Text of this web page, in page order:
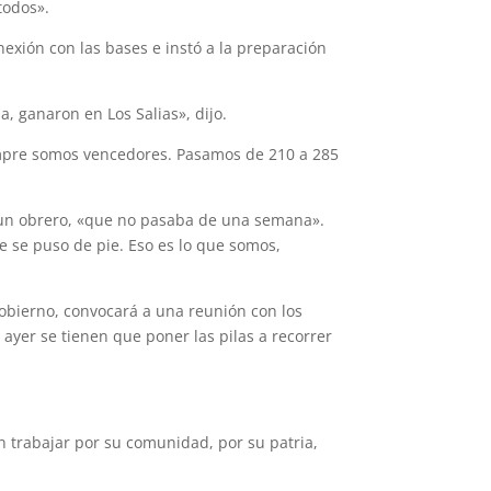
con las bases e instó a la preparación
ganaron en Los Salias», dijo.
somos vencedores. Pasamos de 210 a 285
obrero, «que no pasaba de una semana».
puso de pie. Eso es lo que somos,
convocará a una reunión con los
se tienen que poner las pilas a recorrer
trabajar por su comunidad, por su patria,